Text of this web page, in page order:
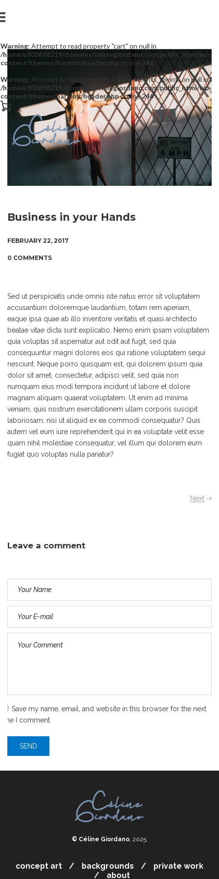
Warning: Attempt to read property "cart" on null in
/home/u903898219/domains/celinegiordano.com/public_html/wp-
content/themes/harmini/header.php on line 246
Warning: Attempt to read property "cart_contents_count" on null in
/home/u903898219/domains/celinegiordano.com/public_html/wp-
content/themes/harmini/header.phpon line246
Business in your Hands
FEBRUARY 22, 2017
0 COMMENTS
Sed ut perspiciatis unde omnis iste natus error sit voluptatem
accusantium doloremque laudantium, totam rem aperiam,
eaque ipsa quae ab illo inventore veritatis et quasi architecto
beatae vitae dicta sunt explicabo. Nemo enim ipsam voluptatem
quia voluptas sit aspernatur aut odit aut fugit, sed quia
consequuntur magni dolores eos qui ratione voluptatem sequi
nesciunt. Neque porro quisquam est, qui dolorem ipsum quia
dolor sit amet, consectetur, adipisci velit, sed quia non
numquam eius modi tempora incidunt ut labore et dolore
magnam aliquam quaerat voluptatem. Ut enim ad minima
veniam, quis nostrum exercitationem ullam corporis suscipit
laboriosam, nisi ut aliquid ex ea commodi consequatur? Quis
autem vel eum iure reprehenderit qui in ea voluptate velit esse
quam nihil molestiae consequatur, vel illum qui dolorem eum
fugiat quo voluptas nulla pariatur?
Next
Leave a comment
Save my name, email, and website in this browser for the next
time I comment.
© Céline Giordano, 2025.
concept art backgrounds
private work
about